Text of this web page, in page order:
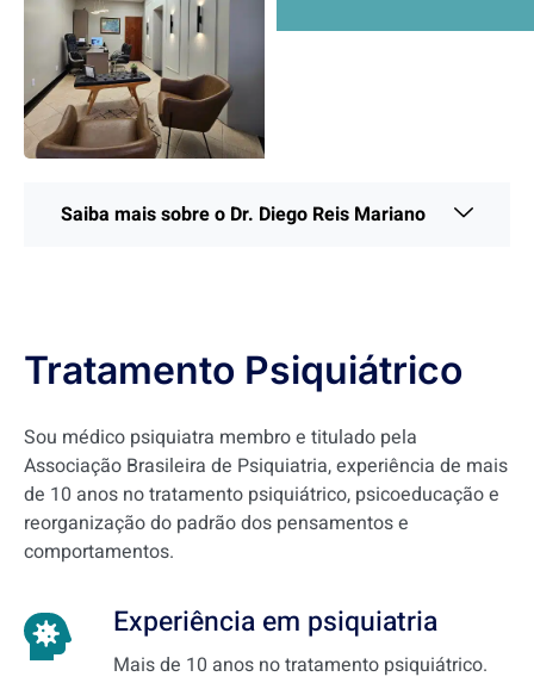
Saiba mais sobre o Dr. Diego Reis Mariano
Tratamento Psiquiátrico
Sou médico psiquiatra membro e titulado pela
Associação Brasileira de Psiquiatria, experiência de mais
de 10 anos no tratamento psiquiátrico, psicoeducação e
reorganização do padrão dos pensamentos e
comportamentos.
Experiência em psiquiatria
Mais de 10 anos no tratamento psiquiátrico.